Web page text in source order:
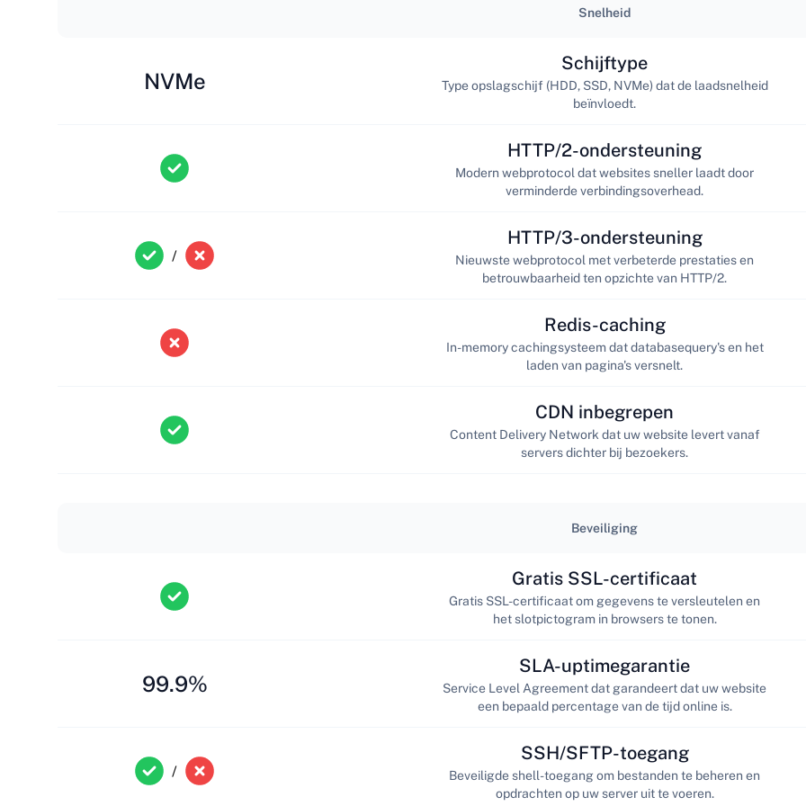
Snelheid
NVMe
Schijftype
Type opslagschijf (HDD, SSD, NVMe) dat de laadsnelheid
beïnvloedt.
HTTP/2-ondersteuning
Modern webprotocol dat websites sneller laadt door
verminderde verbindingsoverhead.
/
HTTP/3-ondersteuning
Nieuwste webprotocol met verbeterde prestaties en
betrouwbaarheid ten opzichte van HTTP/2.
Redis-caching
In-memory cachingsysteem dat databasequery's en het
laden van pagina's versnelt.
CDN inbegrepen
Content Delivery Network dat uw website levert vanaf
servers dichter bij bezoekers.
Beveiliging
Gratis SSL-certificaat
Gratis SSL-certificaat om gegevens te versleutelen en
het slotpictogram in browsers te tonen.
99.9%
SLA-uptimegarantie
Service Level Agreement dat garandeert dat uw website
een bepaald percentage van de tijd online is.
/
SSH/SFTP-toegang
Beveiligde shell-toegang om bestanden te beheren en
opdrachten op uw server uit te voeren.